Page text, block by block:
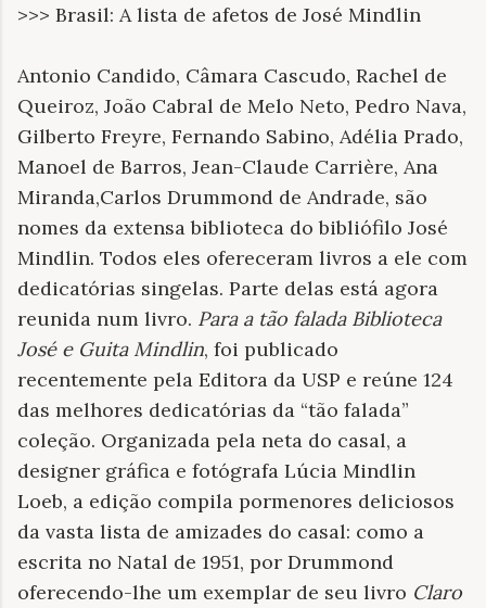
>>> Brasil: A lista de afetos de José Mindlin
Antonio Candido, Câmara Cascudo, Rachel de
Queiroz, João Cabral de Melo Neto, Pedro Nava,
Gilberto Freyre, Fernando Sabino, Adélia Prado,
Manoel de Barros, Jean-Claude Carrière, Ana
Miranda,Carlos Drummond de Andrade, são
nomes da extensa biblioteca do bibliófilo José
Mindlin. Todos eles ofereceram livros a ele com
dedicatórias singelas. Parte delas está agora
reunida num livro. Para a tão falada Biblioteca
José e Guita Mindlin, foi publicado
recentemente pela Editora da USP e reúne 124
das melhores dedicatórias da “tão falada”
coleção. Organizada pela neta do casal, a
designer gráfica e fotógrafa Lúcia Mindlin
Loeb, a edição compila pormenores deliciosos
da vasta lista de amizades do casal: como a
escrita no Natal de 1951, por Drummond
oferecendo-lhe um exemplar de seu livro Claro